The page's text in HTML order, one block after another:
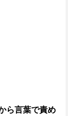
ら言葉で責め